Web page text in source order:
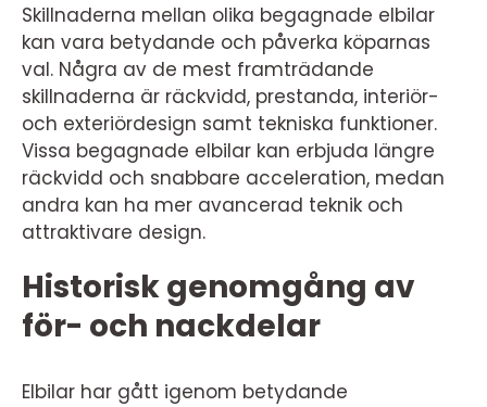
Skillnaderna mellan olika begagnade elbilar
kan vara betydande och påverka köparnas
val. Några av de mest framträdande
skillnaderna är räckvidd, prestanda, interiör-
och exteriördesign samt tekniska funktioner.
Vissa begagnade elbilar kan erbjuda längre
räckvidd och snabbare acceleration, medan
andra kan ha mer avancerad teknik och
attraktivare design.
Historisk genomgång av
för- och nackdelar
Elbilar har gått igenom betydande